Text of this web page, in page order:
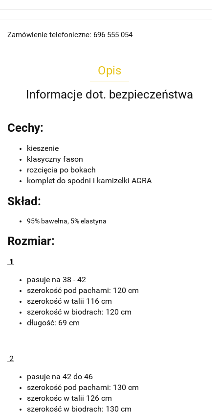
Zamówienie telefoniczne: 696 555 054
Opis
Informacje dot. bezpieczeństwa
Cechy:
kieszenie
klasyczny fason
rozcięcia po bokach
komplet do spodni i kamizelki AGRA
Skład:
95% bawełna, 5% elastyna
Rozmiar:
1
pasuje na 38 - 42
szerokość pod pachami: 120 cm
szerokość w talii 116 cm
szerokość w biodrach: 120 cm
długość: 69 cm
2
pasuje na 42 do 46
szerokość pod pachami: 130 cm
szerokośc w talii 126 cm
szerokość w biodrach: 130 cm